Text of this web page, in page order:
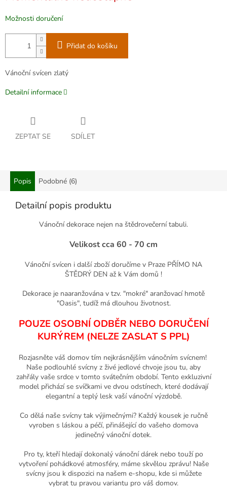
Možnosti doručení
Přidat do košíku
Vánoční svícen zlatý
Detailní informace
ZEPTAT SE SDÍLET
Popis Podobné (6)
Detailní popis produktu
Vánoční dekorace nejen na štědrovečerní tabuli.
Velikost cca 60 - 70 cm
Vánoční svícen i další zboží doručíme v Praze PŘÍMO NA
ŠTĚDRÝ DEN až k Vám domů !
Dekorace je naaranžována v tzv. "mokré" aranžovací hmotě
"Oasis", tudíž má dlouhou životnost.
POUZE OSOBNÍ ODBĚR NEBO DORUČENÍ
KURÝREM (NELZE ZASLAT S PPL)
Rozjasněte váš domov tím nejkrásnějším vánočním svícnem! ️
Naše podlouhlé svícny z živé jedlové chvoje jsou tu, aby
zahřály vaše srdce v tomto svátečním období. Tento exkluzivní
model přichází se svíčkami ve dvou odstínech, které dodávají
elegantní a teplý lesk vaší vánoční výzdobě.
Co dělá naše svícny tak výjimečnými? Každý kousek je ručně
vyroben s láskou a péčí, přinášející do vašeho domova
jedinečný vánoční dotek.
Pro ty, kteří hledají dokonalý vánoční dárek nebo touží po
vytvoření pohádkové atmosféry, máme skvělou zprávu! Naše
svícny jsou k dispozici na našem e-shopu, kde si můžete
vybrat tu pravou variantu pro váš domov.